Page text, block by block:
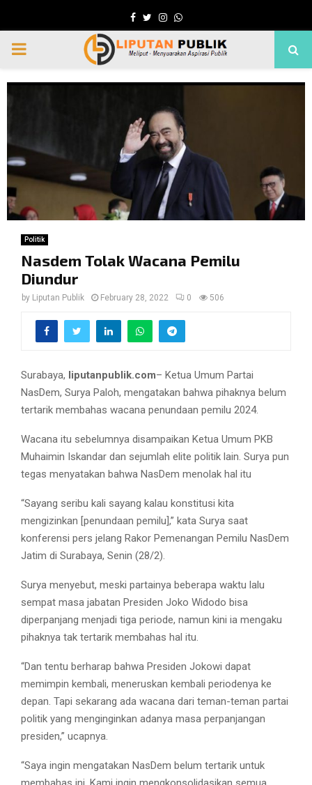
Facebook
TwitterInstagram
Whatsapp
PRIMARY
MENU
Politik
Nasdem Tolak Wacana Pemilu
Diundur
by Liputan Publik February 28, 2022 0 506
Surabaya, liputanpublik.com– Ketua Umum Partai
NasDem, Surya Paloh, mengatakan bahwa pihaknya belum
tertarik membahas wacana penundaan pemilu 2024.
Wacana itu sebelumnya disampaikan Ketua Umum PKB
Muhaimin Iskandar dan sejumlah elite politik lain. Surya pun
tegas menyatakan bahwa NasDem menolak hal itu
“Sayang seribu kali sayang kalau konstitusi kita
mengizinkan [penundaan pemilu],” kata Surya saat
konferensi pers jelang Rakor Pemenangan Pemilu NasDem
Jatim di Surabaya, Senin (28/2).
Surya menyebut, meski partainya beberapa waktu lalu
sempat masa jabatan Presiden Joko Widodo bisa
diperpanjang menjadi tiga periode, namun kini ia mengaku
pihaknya tak tertarik membahas hal itu.
“Dan tentu berharap bahwa Presiden Jokowi dapat
memimpin kembali, meneruskan kembali periodenya ke
depan. Tapi sekarang ada wacana dari teman-teman partai
politik yang menginginkan adanya masa perpanjangan
presiden,” ucapnya.
“Saya ingin mengatakan NasDem belum tertarik untuk